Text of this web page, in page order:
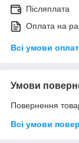
Післяплата
Оплата на
Всі умови
Умови
Повернення
Всі умови